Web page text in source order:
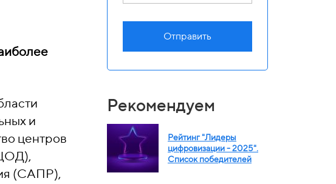
и
центров
(САПР),
Отправить
Рекомендуем
Рейтинг "Лидеры
цифровизации - 2025".
Список победителей